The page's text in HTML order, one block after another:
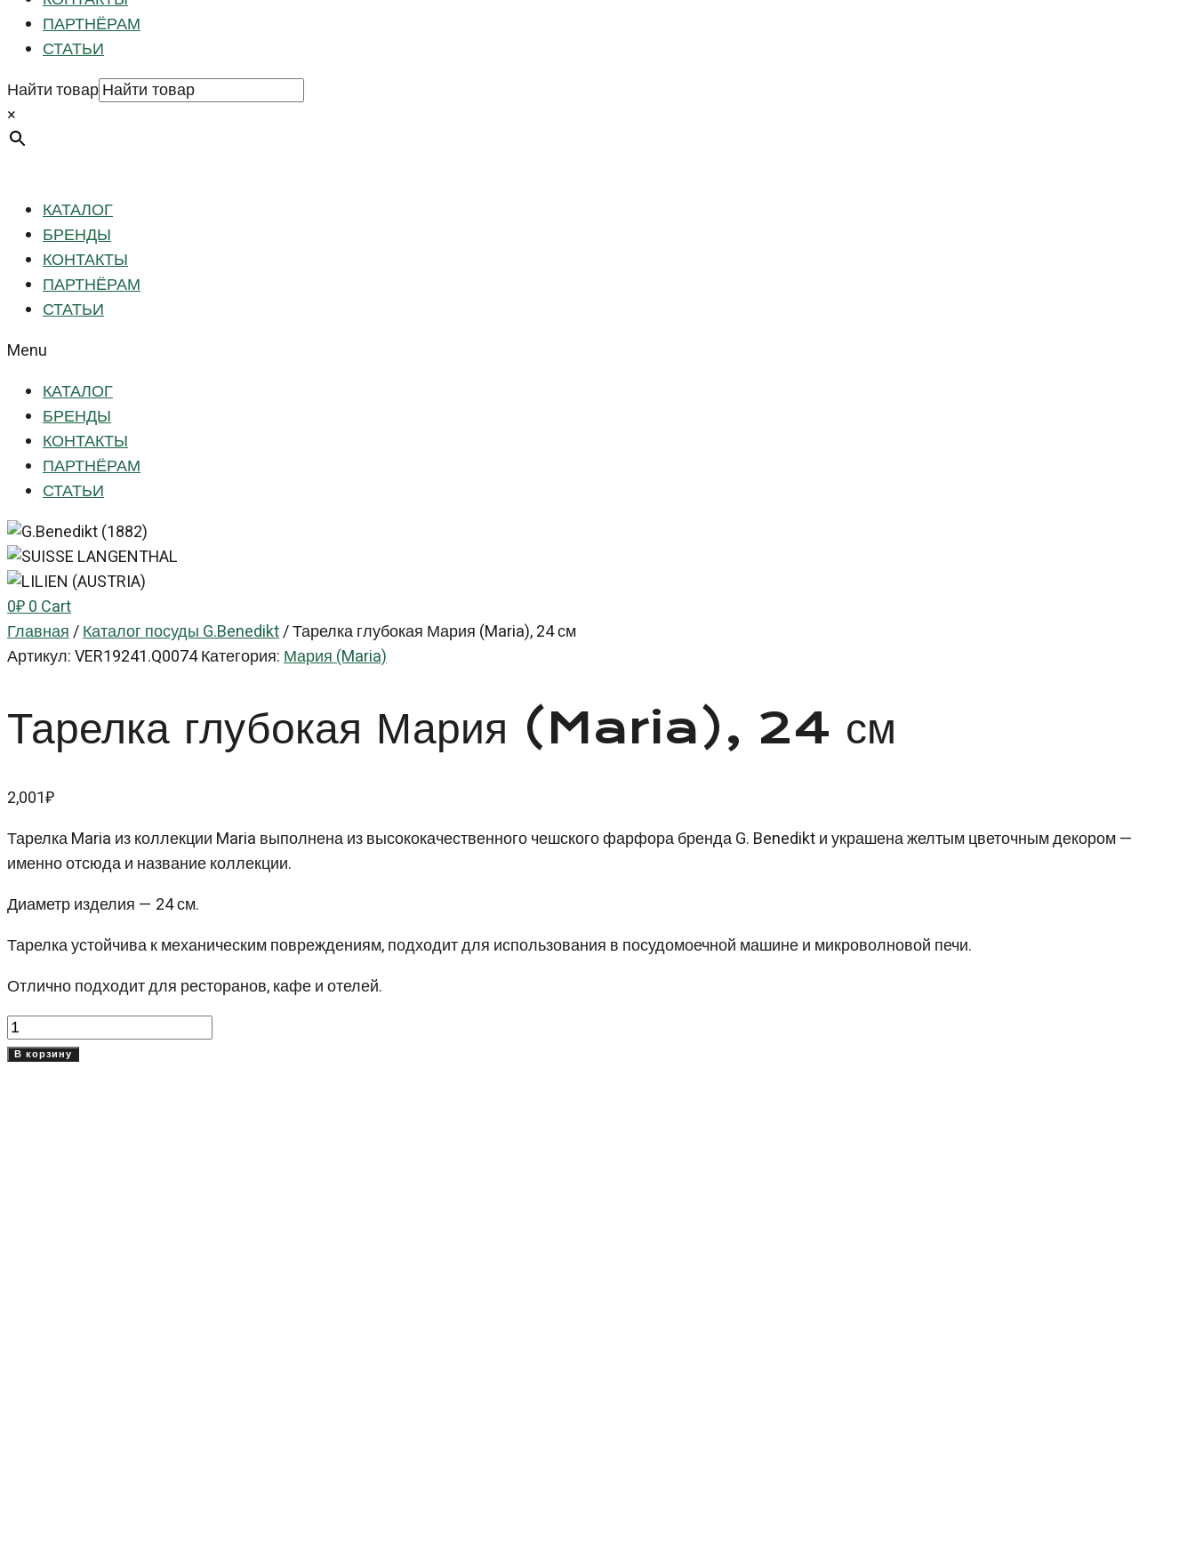
ПАРТНЁРАМ
СТАТЬИ
Найти товар
×
КАТАЛОГ
БРЕНДЫ
КОНТАКТЫ
ПАРТНЁРАМ
СТАТЬИ
Menu
КАТАЛОГ
БРЕНДЫ
КОНТАКТЫ
ПАРТНЁРАМ
СТАТЬИ
0₽0Cart
Главная/Каталог посуды G.Benedikt/Тарелка глубокая Мария (Maria), 24 см
Артикул:VER19241.Q0074Категория:Мария (Maria)
Тарелка глубокая Мария (Maria), 24 см
2,001₽
Тарелка Maria из коллекции Maria выполнена из высококачественного чешского фарфора бренда G. Benedikt и украшена желтым цветочным декором —
именно отсюда и название коллекции.
Диаметр изделия — 24 см.
Тарелка устойчива к механическим повреждениям, подходит для использования в посудомоечной машине и микроволновой печи.
Отлично подходит для ресторанов, кафе и отелей.
Количество
товара
В корзину